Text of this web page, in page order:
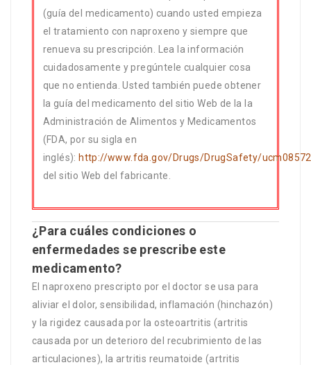
(guía del medicamento) cuando usted empieza
el tratamiento con naproxeno y siempre que
renueva su prescripción. Lea la información
cuidadosamente y pregúntele cualquier cosa
que no entienda. Usted también puede obtener
la guía del medicamento del sitio Web de la la
Administración de Alimentos y Medicamentos
(FDA, por su sigla en
inglés): http://www.fda.gov/Drugs/DrugSafety/
del sitio Web del fabricante.
¿Para cuáles condiciones o
enfermedades se prescribe este
medicamento?
El naproxeno prescripto por el doctor se usa para
aliviar el dolor, sensibilidad, inflamación (hinchazón)
y la rigidez causada por la osteoartritis (artritis
causada por un deterioro del recubrimiento de las
articulaciones), la artritis reumatoide (artritis